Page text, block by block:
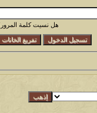
هل نسيت كلمة